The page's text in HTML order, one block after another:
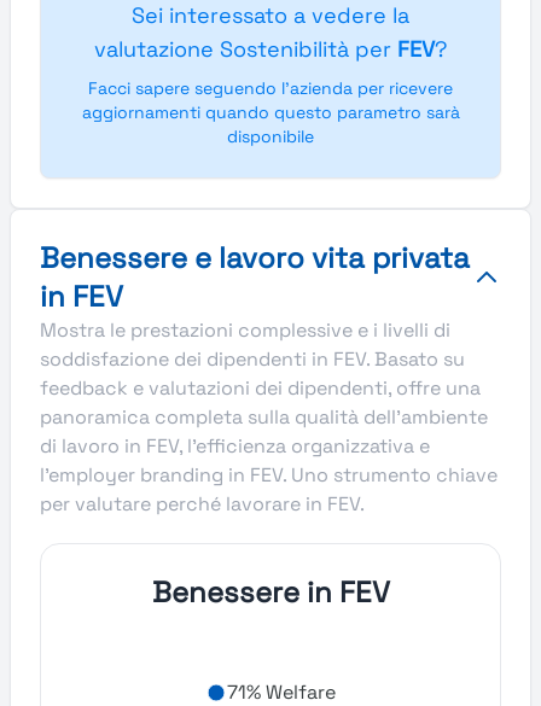
Sei interessato a vedere la
valutazione Sostenibilità per FEV?
Facci sapere seguendo l'azienda per ricevere
aggiornamenti quando questo parametro sarà
disponibile
Benessere e lavoro vita privata
in FEV
Mostra le prestazioni complessive e i livelli di
soddisfazione dei dipendenti in FEV. Basato su
feedback e valutazioni dei dipendenti, offre una
panoramica completa sulla qualità dell’ambiente
di lavoro in FEV, l’efficienza organizzativa e
l’employer branding in FEV. Uno strumento chiave
per valutare perché lavorare in FEV.
Benessere in FEV
71% Welfare